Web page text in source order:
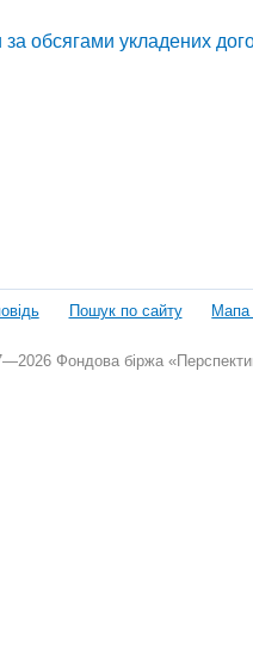
обсягами укладених
Пошук по сайту Мапа
Фондова біржа